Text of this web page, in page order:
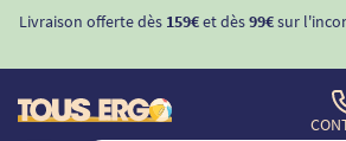
-10%avec le code "BIENVENUE" pour